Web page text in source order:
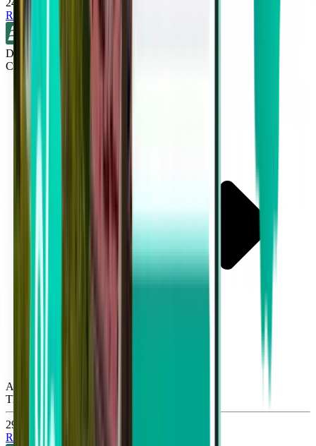
Rechercher
Direct
Cleveland CLE
Atlanta ATL
Thu, Sep 17
29 €
Rechercher